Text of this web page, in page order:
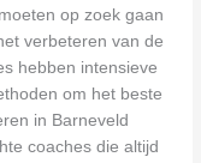
op zoek gaan
verbeteren van de
hebben intensieve
om het beste
in Barneveld
coaches die altijd